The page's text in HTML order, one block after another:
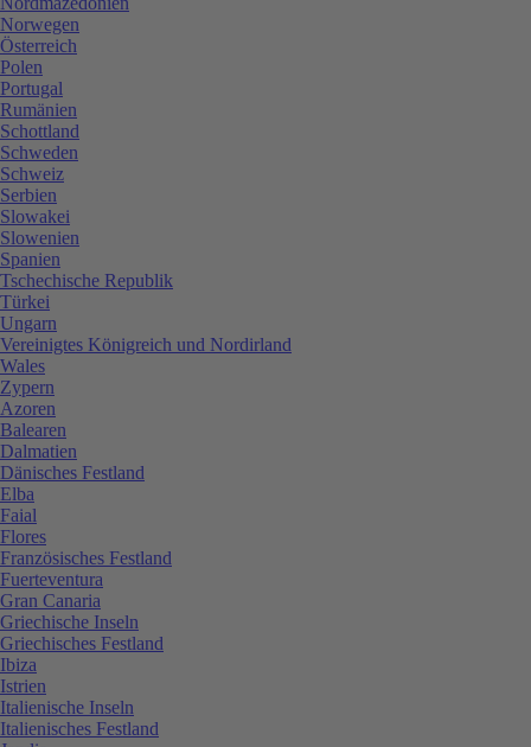
Norwegen
Österreich
Polen
Portugal
Rumänien
Schottland
Schweden
Schweiz
Serbien
Slowakei
Slowenien
Spanien
Tschechische Republik
Türkei
Ungarn
Vereinigtes Königreich und Nordirland
Wales
Zypern
Azoren
Balearen
Dalmatien
Dänisches Festland
Elba
Faial
Flores
Französisches Festland
Fuerteventura
Gran Canaria
Griechische Inseln
Griechisches Festland
Ibiza
Istrien
Italienische Inseln
Italienisches Festland